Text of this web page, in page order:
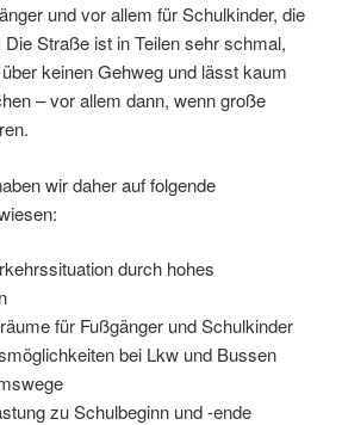
und vor allem für Schulkinder, die
Straße ist in Teilen sehr schmal,
keinen Gehweg und lässt kaum
– vor allem dann, wenn große
wir daher auf folgende
durch hohes
für Fußgänger und Schulkinder
bei Lkw und Bussen
zu Schulbeginn und -ende